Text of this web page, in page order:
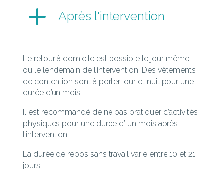
L Après l'intervention
Le retour à domicile est possible le jour même
ou le lendemain de l’intervention. Des vêtements
de contention sont à porter jour et nuit pour une
durée d’un mois.
Il est recommandé de ne pas pratiquer d’activités
physiques pour une durée d’ un mois après
l’intervention.
La durée de repos sans travail varie entre 10 et 21
jours.